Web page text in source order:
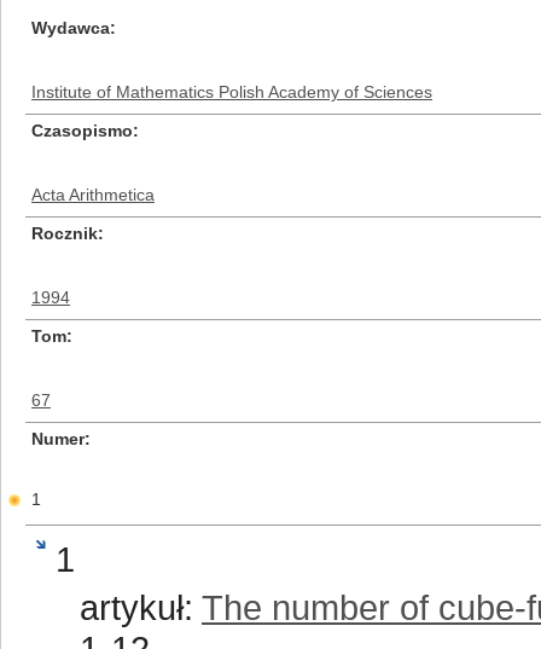
Wydawca
Institute of Mathematics Polish Academy of Sciences
Czasopismo
Acta Arithmetica
Rocznik
1994
Tom
67
Numer
1
1
artykuł: The number of cube-